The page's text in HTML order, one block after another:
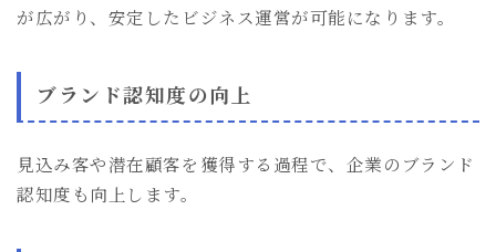
が広がり、安定したビジネス運営が可能になります。
ブランド認知度の向上
見込み客や潜在顧客を獲得する過程で、企業のブランド
認知度も向上します。